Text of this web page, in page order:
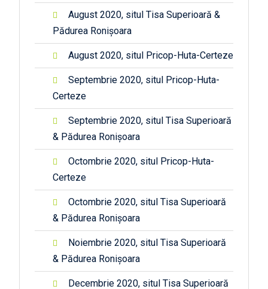
August 2020, situl Tisa Superioară &
Pădurea Ronișoara
August 2020, situl Pricop-Huta-Certeze
Septembrie 2020, situl Pricop-Huta-
Certeze
Septembrie 2020, situl Tisa Superioară
& Pădurea Ronișoara
Octombrie 2020, situl Pricop-Huta-
Certeze
Octombrie 2020, situl Tisa Superioară
& Pădurea Ronișoara
Noiembrie 2020, situl Tisa Superioară
& Pădurea Ronișoara
Decembrie 2020, situl Tisa Superioară